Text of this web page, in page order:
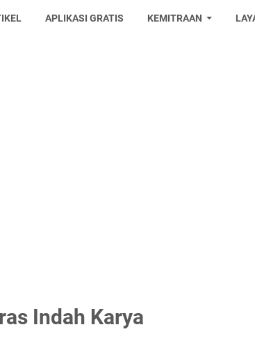
APLIKASI GRATIS KEMITRAAN
Indah Karya